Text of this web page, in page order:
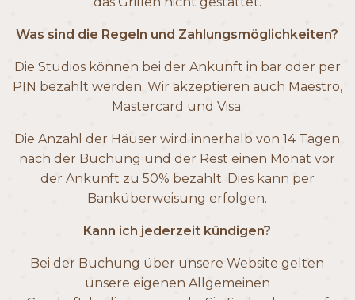
Was sind die Regeln und Zahlungsmöglichkeiten?
Die Studios können bei der Ankunft in bar oder per
PIN bezahlt werden. Wir akzeptieren auch Maestro,
Mastercard und Visa.
Die Anzahl der Häuser wird innerhalb von 14 Tagen
nach der Buchung und der Rest einen Monat vor
der Ankunft zu 50% bezahlt. Dies kann per
Banküberweisung erfolgen.
Kann ich jederzeit kündigen?
Bei der Buchung über unsere Website gelten
unsere eigenen Allgemeinen